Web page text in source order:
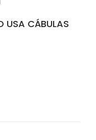
USA CÁBULAS